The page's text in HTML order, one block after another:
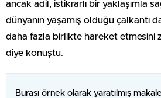
ancak adil, istikrarlı bir yaklaşımla
dünyanın yaşamış olduğu çalkantı
daha fazla birlikte hareket etmesini
diye konuştu.
Burası örnek olarak yaratılmış